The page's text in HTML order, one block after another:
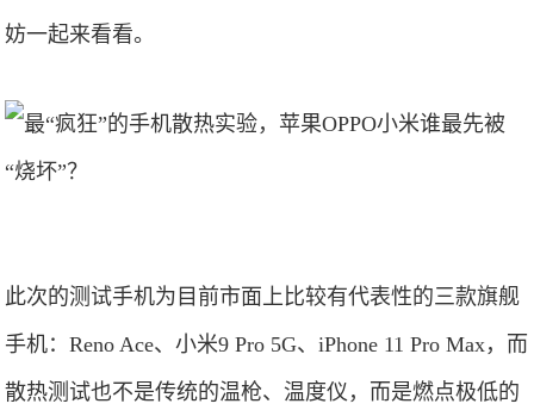
妨一起来看看。
此次的测试手机为目前市面上比较有代表性的三款旗舰
手机：Reno Ace、小米9 Pro 5G、iPhone 11 Pro Max，而
散热测试也不是传统的温枪、温度仪，而是燃点极低的